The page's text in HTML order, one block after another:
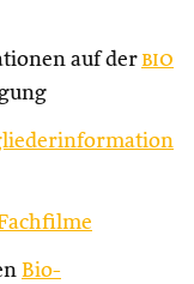
auf der bio
Bio-